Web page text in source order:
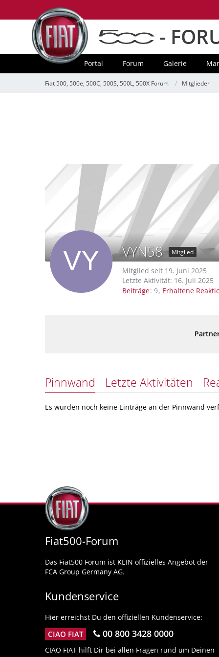
-
Portal Forum Galerie
Fiat 500, 500e, 500C, 500S, 500L, 500X Forum Mitglieder
VYN58 Mitglied
Mitglied seit 19. Juni 2025
Letzte Aktivität: 16. Juli 2025
Beiträge 9 Erhaltene
Pinnwand Letzte Aktivitäten
Es wurden noch keine Einträge an der Pinnwand
Fiat500-Forum
Das Fiat500 Forum ist KEIN offizielles Angebot der
FCA Group Germany AG.
Kundenservice
Hier erreichst Du den offiziellen Kundenservice:
CIAO FIAT 00 800 3428 0000
CIAO FIAT hilft Dir bei allen Fragen rund um Deinen